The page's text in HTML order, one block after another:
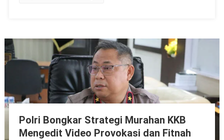
Polri Bongkar Strategi Murahan KKB
Mengedit Video Provokasi dan Fitnah